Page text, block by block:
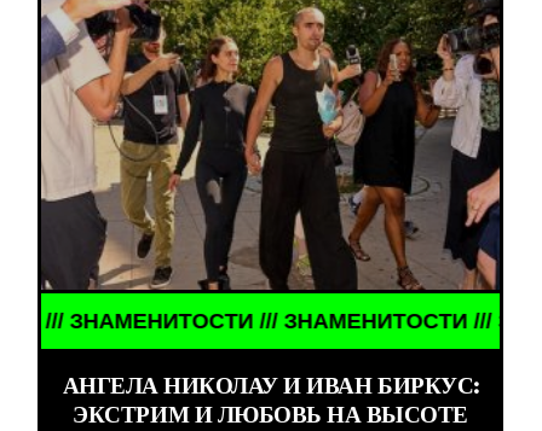
/// ЗНАМЕНИТОСТИ ///
АНГЕЛА НИКОЛАУ И ИВАН БИРКУС:
ЭКСТРИМ И ЛЮБОВЬ НА ВЫСОТЕ